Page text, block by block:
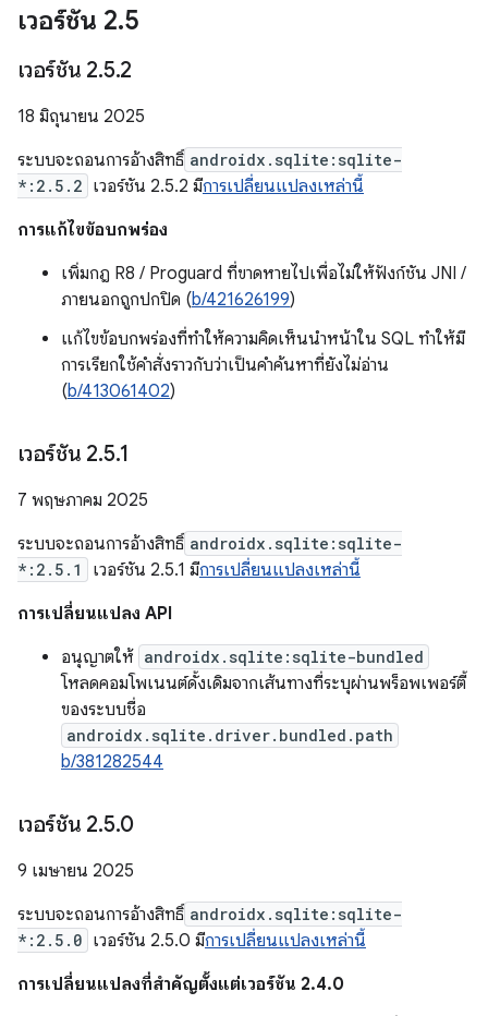
เวอร์ชัน 2.5
เวอร์ชัน 2.5.2
18 มิถุนายน 2025
ระบบจะถอนการอ้างสิทธิ์ androidx.sqlite:sqlite-
*:2.5.2 เวอร์ชัน 2.5.2 มีการเปลี่ยนแปลงเหล่านี้
การแก้ไขข้อบกพร่อง
เพิ่มกฎ R8 / Proguard ที่ขาดหายไปเพื่อไม่ให้ฟังก์ชัน JNI /
ภายนอกถูกปกปิด (b/421626199)
แก้ไขข้อบกพร่องที่ทำให้ความคิดเห็นนำหน้าใน SQL ทำให้มี
การเรียกใช้คำสั่งราวกับว่าเป็นคำค้นหาที่ยังไม่อ่าน
(b/413061402)
เวอร์ชัน 2.5.1
7 พฤษภาคม 2025
ระบบจะถอนการอ้างสิทธิ์ androidx.sqlite:sqlite-
*:2.5.1
เวอร์ชัน 2.5.1 มีการเปลี่ยนแปลงเหล่านี้
การเปลี่ยนแปลง API
อนุญาตให้ androidx.sqlite:sqlite-bundled
โหลดคอมโพเนนต์ดั้งเดิมจากเส้นทางที่ระบุผ่านพร็อพเพอร์ตี้
ของระบบชื่อ
androidx.sqlite.driver.bundled.path
b/381282544
เวอร์ชัน 2.5.0
9 เมษายน 2025
ระบบจะถอนการอ้างสิทธิ์ androidx.sqlite:sqlite-
*:2.5.0 เวอร์ชัน 2.5.0 มีการเปลี่ยนแปลงเหล่านี้
การเปลี่ยนแปลงที่สำคัญตั้งแต่เวอร์ชัน 2.4.0